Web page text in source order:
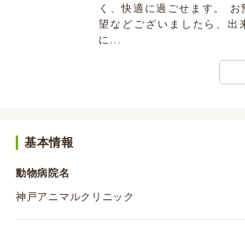
く、快適に過ごせます。 お
望などございましたら、出
に...
基本情報
動物病院名
神戸アニマルクリニック